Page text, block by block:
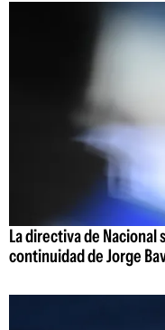
La directiva de Nacional
continuidad de Jorge